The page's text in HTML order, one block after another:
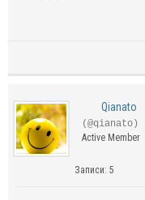
Qianato
(@qianato)
Active Member
Записи: 5